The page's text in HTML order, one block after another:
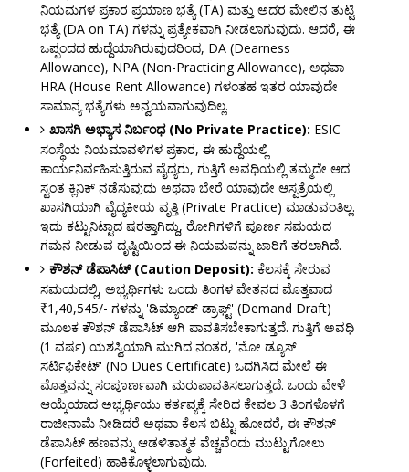
ನಿಯಮಗಳ ಪ್ರಕಾರ ಪ್ರಯಾಣ ಭತ್ಯೆ (TA) ಮತ್ತು ಅದರ ಮೇಲಿನ ತುಟ್ಟಿ
ಭತ್ಯೆ (DA on TA) ಗಳನ್ನು ಪ್ರತ್ಯೇಕವಾಗಿ ನೀಡಲಾಗುವುದು. ಆದರೆ, ಈ
ಒಪ್ಪಂದದ ಹುದ್ದೆಯಾಗಿರುವುದರಿಂದ, DA (Dearness
Allowance), NPA (Non-Practicing Allowance), ಅಥವಾ
HRA (House Rent Allowance) ಗಳಂತಹ ಇತರ ಯಾವುದೇ
ಸಾಮಾನ್ಯ ಭತ್ಯೆಗಳು ಅನ್ವಯವಾಗುವುದಿಲ್ಲ.
ಖಾಸಗಿ ಅಭ್ಯಾಸ ನಿರ್ಬಂಧ (No Private Practice): ESIC
ಸಂಸ್ಥೆಯ ನಿಯಮಾವಳಿಗಳ ಪ್ರಕಾರ, ಈ ಹುದ್ದೆಯಲ್ಲಿ
ಕಾರ್ಯನಿರ್ವಹಿಸುತ್ತಿರುವ ವೈದ್ಯರು, ಗುತ್ತಿಗೆ ಅವಧಿಯಲ್ಲಿ ತಮ್ಮದೇ ಆದ
ಸ್ವಂತ ಕ್ಲಿನಿಕ್ ನಡೆಸುವುದು ಅಥವಾ ಬೇರೆ ಯಾವುದೇ ಆಸ್ಪತ್ರೆಯಲ್ಲಿ
ಖಾಸಗಿಯಾಗಿ ವೈದ್ಯಕೀಯ ವೃತ್ತಿ (Private Practice) ಮಾಡುವಂತಿಲ್ಲ.
ಇದು ಕಟ್ಟುನಿಟ್ಟಾದ ಷರತ್ತಾಗಿದ್ದು, ರೋಗಿಗಳಿಗೆ ಪೂರ್ಣ ಸಮಯದ
ಗಮನ ನೀಡುವ ದೃಷ್ಟಿಯಿಂದ ಈ ನಿಯಮವನ್ನು ಜಾರಿಗೆ ತರಲಾಗಿದೆ.
ಕೌಶನ್ ಡೆಪಾಸಿಟ್ (Caution Deposit): ಕೆಲಸಕ್ಕೆ ಸೇರುವ
ಸಮಯದಲ್ಲಿ, ಅಭ್ಯರ್ಥಿಗಳು ಒಂದು ತಿಂಗಳ ವೇತನದ ಮೊತ್ತವಾದ
₹1,40,545/- ಗಳನ್ನು 'ಡಿಮ್ಯಾಂಡ್ ಡ್ರಾಫ್ಟ್' (Demand Draft)
ಮೂಲಕ ಕೌಶನ್ ಡೆಪಾಸಿಟ್ ಆಗಿ ಪಾವತಿಸಬೇಕಾಗುತ್ತದೆ. ಗುತ್ತಿಗೆ ಅವಧಿ
(1 ವರ್ಷ) ಯಶಸ್ವಿಯಾಗಿ ಮುಗಿದ ನಂತರ, 'ನೋ ಡ್ಯೂಸ್
ಸರ್ಟಿಫಿಕೇಟ್' (No Dues Certificate) ಒದಗಿಸಿದ ಮೇಲೆ ಈ
ಮೊತ್ತವನ್ನು ಸಂಪೂರ್ಣವಾಗಿ ಮರುಪಾವತಿಸಲಾಗುತ್ತದೆ. ಒಂದು ವೇಳೆ
ಆಯ್ಕೆಯಾದ ಅಭ್ಯರ್ಥಿಯು ಕರ್ತವ್ಯಕ್ಕೆ ಸೇರಿದ ಕೇವಲ 3 ತಿಂಗಳೊಳಗೆ
ರಾಜೀನಾಮೆ ನೀಡಿದರೆ ಅಥವಾ ಕೆಲಸ ಬಿಟ್ಟು ಹೋದರೆ, ಈ ಕೌಶನ್
ಡೆಪಾಸಿಟ್ ಹಣವನ್ನು ಆಡಳಿತಾತ್ಮಕ ವೆಚ್ಚವೆಂದು ಮುಟ್ಟುಗೋಲು
(Forfeited) ಹಾಕಿಕೊಳ್ಳಲಾಗುವುದು.